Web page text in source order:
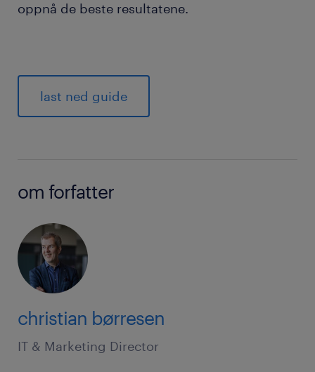
oppnå de beste resultatene.
last ned guide
om forfatter
christian børresen
IT & Marketing Director